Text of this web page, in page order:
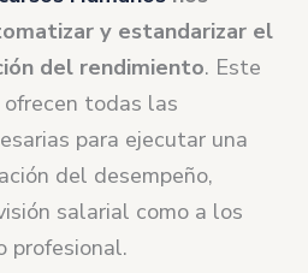
y estandarizar el
del rendimiento. Este
todas las
para ejecutar una
del desempeño,
salarial como a los
profesional.